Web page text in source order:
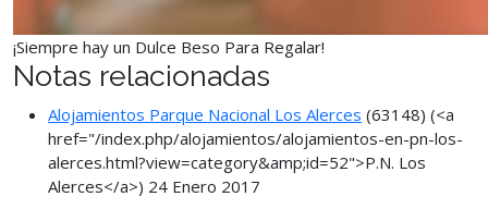
¡Siempre hay un Dulce Beso Para Regalar!
Notas relacionadas
Alojamientos Parque Nacional Los Alerces (63148) (<a
href="/index.php/alojamientos/alojamientos-en-pn-los-
alerces.html?view=category&amp;id=52">P.N. Los
Alerces</a>) 24 Enero 2017